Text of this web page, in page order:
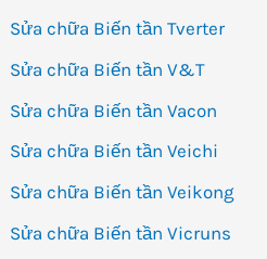
Sửa chữa Biến tần Tverter
Sửa chữa Biến tần V&T
Sửa chữa Biến tần Vacon
Sửa chữa Biến tần Veichi
Sửa chữa Biến tần Veikong
Sửa chữa Biến tần Vicruns